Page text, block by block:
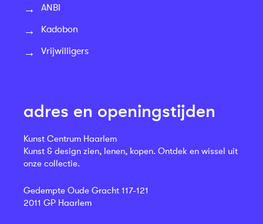
ANBI
Kadobon
Vrijwilligers
adres en openingstijden
Kunst Centrum Haarlem
Kunst & design zien, lenen, kopen. Ontdek en wissel uit
onze collectie.
Gedempte Oude Gracht 117-121
2011 GP Haarlem